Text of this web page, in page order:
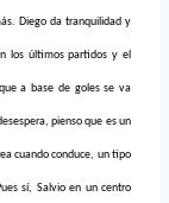
Diego da tranquilidad y
los últimos partidos y el
a base de goles se va
pienso que es un
cuando conduce, un tipo
sí, Salvio en un centro